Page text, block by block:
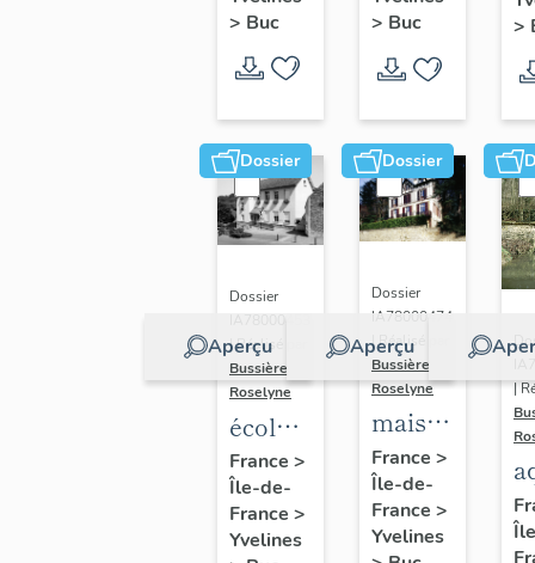
> Buc
> Buc
>
Dossier
Aperçu
Dossier
| Réalisé par
Bussière
Roselyne
école
primaire
de
filles,
France >
Île-de-
France >
Yvelines
Dossier
Aperçu
Dossier
IA78000474
| Réalisé par
Bussière
Roselyne
maison
dite
villa
Saint
Marie
France >
Île-de-
France >
Yvelines
|